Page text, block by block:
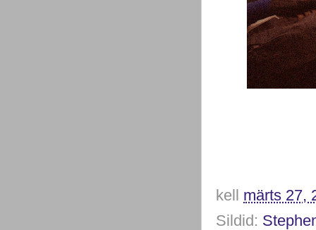
kell märts 27,
Sildid: